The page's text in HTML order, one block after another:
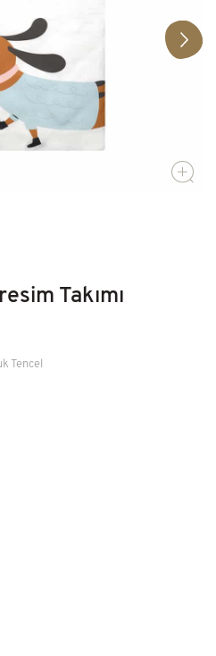
Popüler Kategoriler
Oyun
Eğitici
Çocuk Odası
Ev Dekor
Kendi Top Havuzunu Yap
Takımı
Tencel